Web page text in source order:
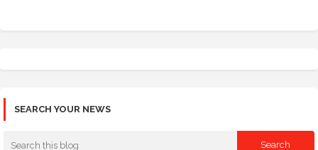
SEARCH YOUR NEWS